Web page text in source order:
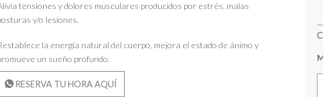
tensiones y dolores musculares producidos por estrés, malas
y/o lesiones.
la energía natural del cuerpo, mejora el estado de ánimo y
un sueño profundo.
RESERVA TU HORA AQUÍ